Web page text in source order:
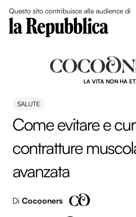
Questo sito contribuisce alla audience di
LA VITA NON HA
SALUTE
Come evitare e
contratture
avanzata
Di Cocooners